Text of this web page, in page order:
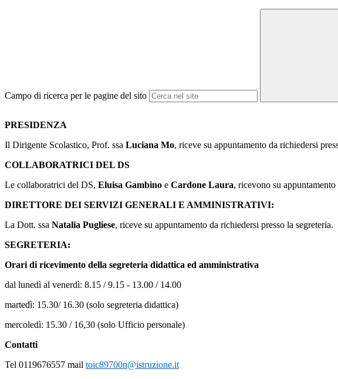
Campo di ricerca per le pagine del sito
PRESIDENZA
Il Dirigente Scolastico, Prof. ssa Luciana Mo, riceve su appuntamento da richiedersi
COLLABORATRICI DEL DS
Le collaboratrici del DS, Eluisa Gambino e Cardone Laura, ricevono su
DIRETTORE DEI SERVIZI GENERALI E AMMINISTRATIVI:
La Dott. ssa Natalia Pugliese, riceve su appuntamento da richiedersi presso la segreteria.
SEGRETERIA:
Orari di ricevimento della segreteria didattica ed amministrativa
dal lunedì al venerdì: 8.15 / 9.15 - 13.00 / 14.00
martedì: 15.30/ 16.30 (solo segreteria didattica)
mercoledì: 15.30 / 16,30 (solo Ufficio personale)
Contatti
Tel 0119676557 mail toic89700n@istruzione.it